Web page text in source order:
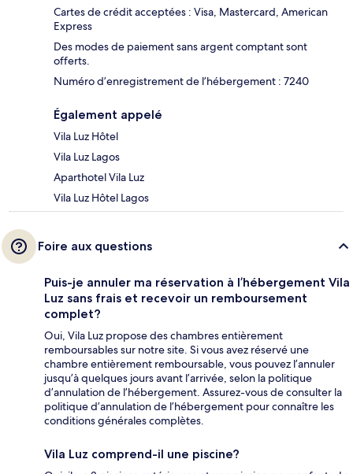
Cartes de crédit acceptées : Visa, Mastercard, American
Express
Des modes de paiement sans argent comptant sont
offerts.
Numéro d’enregistrement de l’hébergement : 7240
Également appelé
Vila Luz Hôtel
Vila Luz Lagos
Aparthotel Vila Luz
Vila Luz Hôtel Lagos
Foire aux questions
Puis-je annuler ma réservation à l’hébergement Vila
Luz sans frais et recevoir un remboursement
complet?
Oui, Vila Luz propose des chambres entièrement
remboursables sur notre site. Si vous avez réservé une
chambre entièrement remboursable, vous pouvez l’annuler
jusqu’à quelques jours avant l’arrivée, selon la politique
d’annulation de l’hébergement. Assurez-vous de consulter la
politique d’annulation de l’hébergement pour connaître les
conditions générales complètes.
Vila Luz comprend-il une piscine?